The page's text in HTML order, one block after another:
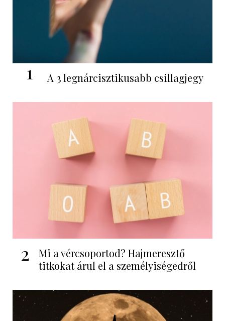
1 A 3 legnárcisztikusabb csillagjegy
2
Mi a vércsoportod? Hajmeresztő
titkokat árul el a személyiségedről